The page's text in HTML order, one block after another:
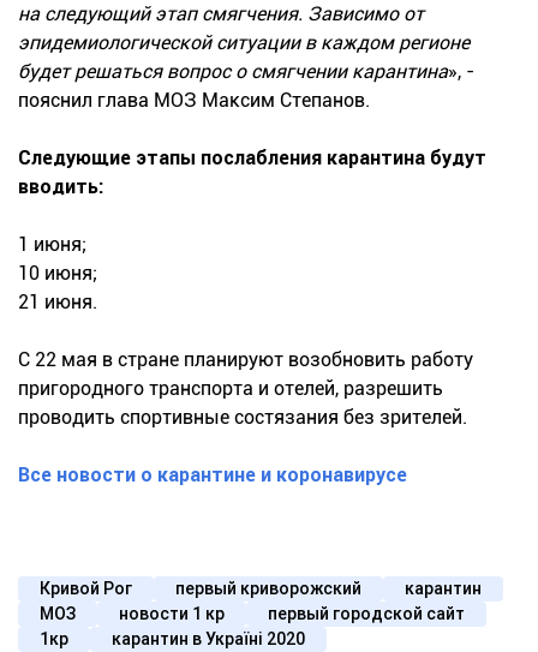
на следующий этап смягчения. Зависимо от
эпидемиологической ситуации в каждом регионе
будет решаться вопрос о смягчении карантина», -
пояснил глава МОЗ Максим Степанов.
Следующие этапы послабления карантина будут
вводить:
1 июня;
10 июня;
21 июня.
С 22 мая в стране планируют возобновить работу
пригородного транспорта и отелей, разрешить
проводить спортивные состязания без зрителей.
Все новости о карантине и коронавирусе
Кривой Рог первый криворожский
карантин
МОЗ
новости 1 кр
первый городской сайт
1кр
карантин в Україні 2020